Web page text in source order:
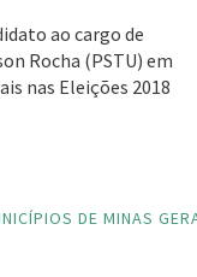
ao cargo de
Rocha (PSTU) em
nas Eleições 2018
DE MINAS